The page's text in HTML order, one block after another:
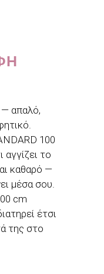
απαλό,
100
αγγίζει το
καθαρό —
μέσα σου.
cm
έτσι
της στο